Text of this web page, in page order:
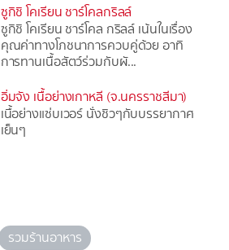
ซูกิชิ โคเรียน ชาร์โคลกริลล์
ซูกิชิ โคเรียน ชาร์โคล กริลล์ เน้นในเรื่อง
คุณค่าทางโภชนาการควบคู่ด้วย อาทิ
การทานเนื้อสัตว์ร่วมกับผั...
อิ่มจัง เนื้อย่างเกาหลี (จ.นครราชสีมา)
เนื้อย่างแซ่บเวอร์ นั่งชิวๆกับบรรยากาศ
เย็นๆ
รวมร้านอาหาร